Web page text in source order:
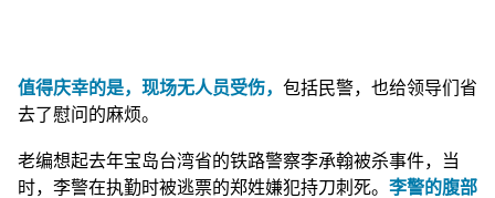
值得庆幸的是，现场无人员受伤， 包括民警，也给领导们省
去了慰问的麻烦。
老编想起去年宝岛台湾省的铁路警察李承翰被杀事件，当
时，李警在执勤时被逃票的郑姓嫌犯持刀刺死。 李警的腹部